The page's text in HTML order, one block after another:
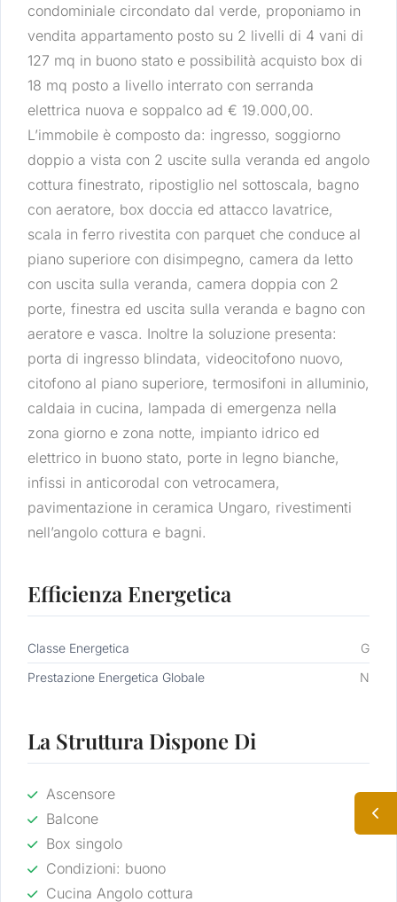
condominiale circondato dal verde, proponiamo in
vendita appartamento posto su 2 livelli di 4 vani di
127 mq in buono stato e possibilità acquisto box di
18 mq posto a livello interrato con serranda
elettrica nuova e soppalco ad € 19.000,00.
L’immobile è composto da: ingresso, soggiorno
doppio a vista con 2 uscite sulla veranda ed angolo
cottura finestrato, ripostiglio nel sottoscala, bagno
con aeratore, box doccia ed attacco lavatrice,
scala in ferro rivestita con parquet che conduce al
piano superiore con disimpegno, camera da letto
con uscita sulla veranda, camera doppia con 2
porte, finestra ed uscita sulla veranda e bagno con
aeratore e vasca. Inoltre la soluzione presenta:
porta di ingresso blindata, videocitofono nuovo,
citofono al piano superiore, termosifoni in alluminio,
caldaia in cucina, lampada di emergenza nella
zona giorno e zona notte, impianto idrico ed
elettrico in buono stato, porte in legno bianche,
infissi in anticorodal con vetrocamera,
pavimentazione in ceramica Ungaro, rivestimenti
nell’angolo cottura e bagni.
Efficienza Energetica
Classe Energetica
G
Prestazione Energetica Globale
N
La Struttura Dispone Di
Ascensore
Balcone
Box singolo
Condizioni: buono
Cucina Angolo cottura